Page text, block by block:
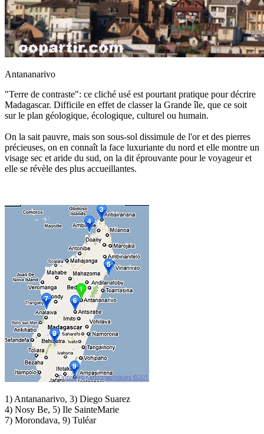
Antananarivo
"Terre de contraste": ce cliché usé est pourtant pratique pour décrire
Madagascar. Difficile en effet de classer la Grande île, que ce soit
sur le plan géologique, écologique, culturel ou humain.
On la sait pauvre, mais son sous-sol dissimule de l'or et des pierres
précieuses, on en connaît la face luxuriante du nord et elle montre un
visage sec et aride du sud, on la dit éprouvante pour le voyageur et
elle se révèle des plus accueillantes.
1) Antananarivo, 3) Diego Suarez
4) Nosy Be, 5) Ile SainteMarie
7) Morondava, 9) Tuléar